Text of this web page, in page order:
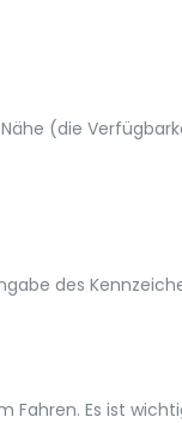
(die
des
Es ist